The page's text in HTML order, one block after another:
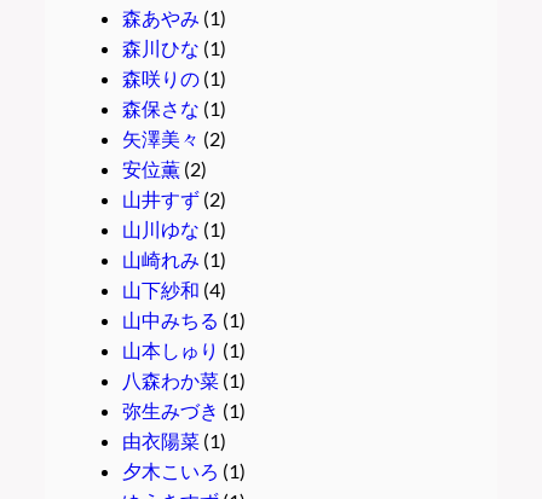
森あやみ (1)
森川ひな (1)
森咲りの(1)
森保さな (1)
矢澤美々 (2)
安位薫(2)
山井すず(2)
山川ゆな (1)
山崎れみ (1)
山下紗和 (4)
山中みちる (1)
山本しゅり (1)
八森わか菜(1)
弥生みづき (1)
由衣陽菜(1)
夕木こいろ (1)